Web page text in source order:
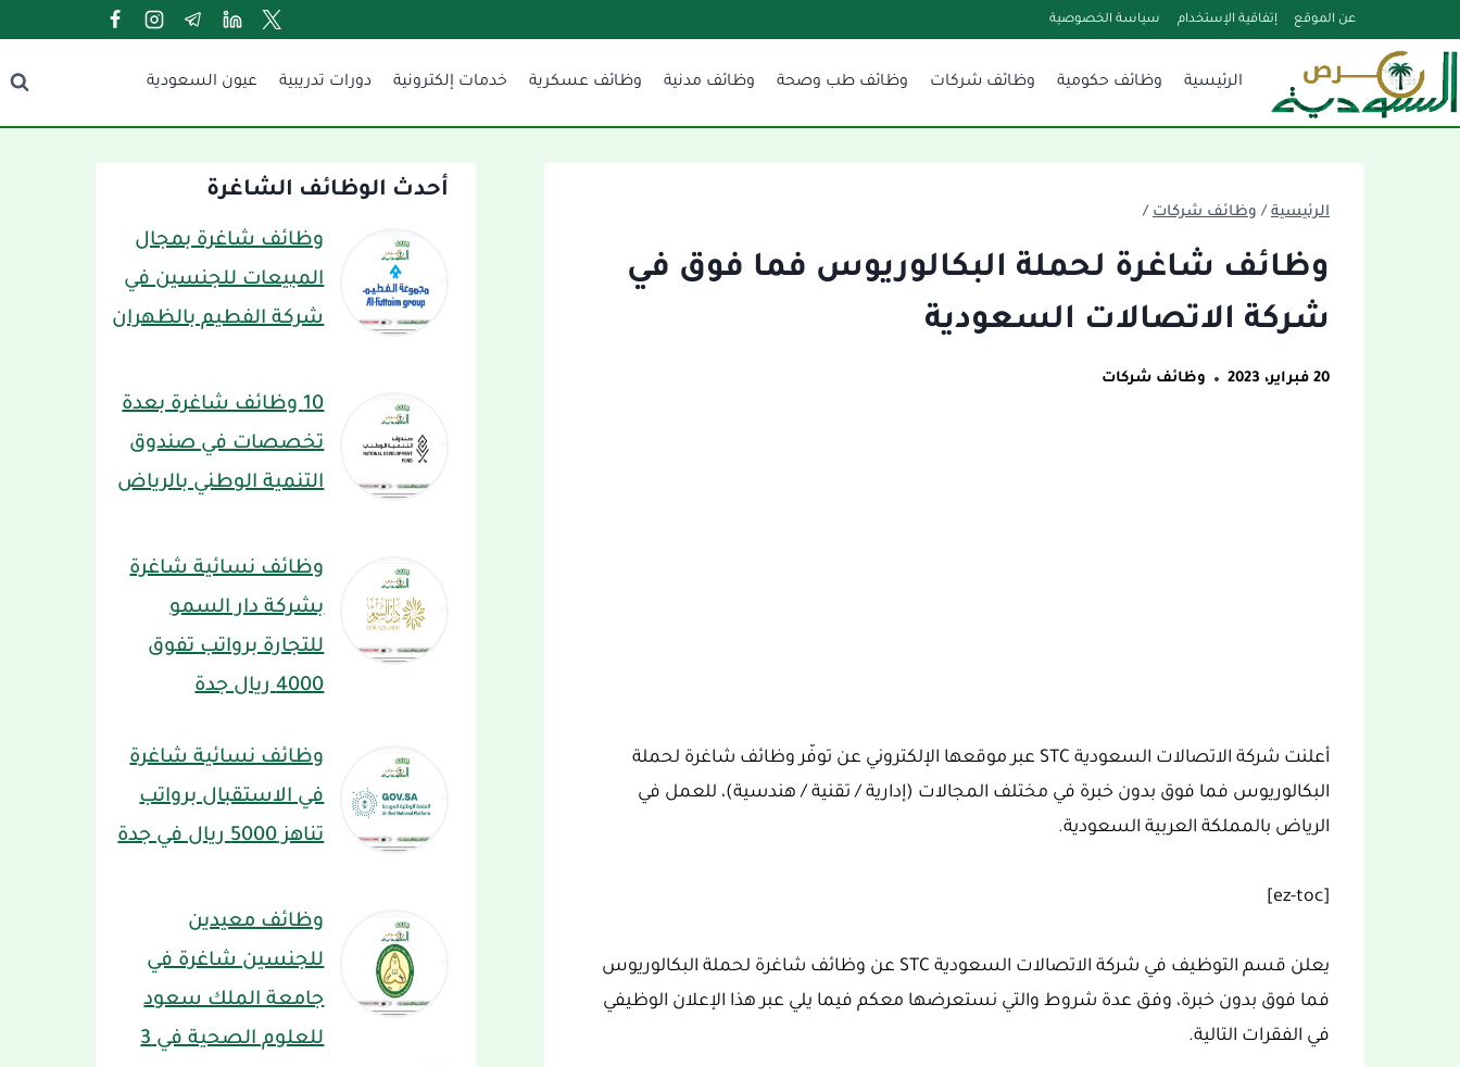
إلى
المحتوى
عن الموقع إتفاقية الإستخدام سياسة الخصوصية
الرئيسية وظائف حكومية وظائف شركات وظائف طب وصحة وظائف مدنية وظائف عسكرية خدمات إلكترونية دورات تدريبية عيون السعودية
الرئيسية / وظائف شركات /
وظائف شاغرة لحملة البكالوريوس فما فوق في
شركة الاتصالات السعودية
20 فبراير، 2023 وظائف شركات
أعلنت شركة الاتصالات السعودية STC عبر موقعها الإلكتروني عن توفّر وظائف شاغرة لحملة
البكالوريوس فما فوق بدون خبرة في مختلف المجالات (إدارية / تقنية / هندسية)، للعمل في
الرياض بالمملكة العربية السعودية.
[ez-toc]
يعلن قسم التوظيف في شركة الاتصالات السعودية STC عن وظائف شاغرة لحملة البكالوريوس
فما فوق بدون خبرة، وفق عدة شروط والتي نستعرضها معكم فيما يلي عبر هذا الإعلان الوظيفي
في الفقرات التالية.
أحدث الوظائف الشاغرة
وظائف شاغرة بمجال
المبيعات للجنسين في
شركة الفطيم بالظهران
10 وظائف شاغرة بعدة
تخصصات في صندوق
التنمية الوطني بالرياض
وظائف نسائية شاغرة
بشركة دار السمو
للتجارة برواتب تفوق
4000 ريال جدة
وظائف نسائية شاغرة
في الاستقبال برواتب
تناهز 5000 ريال في جدة
وظائف معيدين
للجنسين شاغرة في
جامعة الملك سعود
للعلوم الصحية في 3